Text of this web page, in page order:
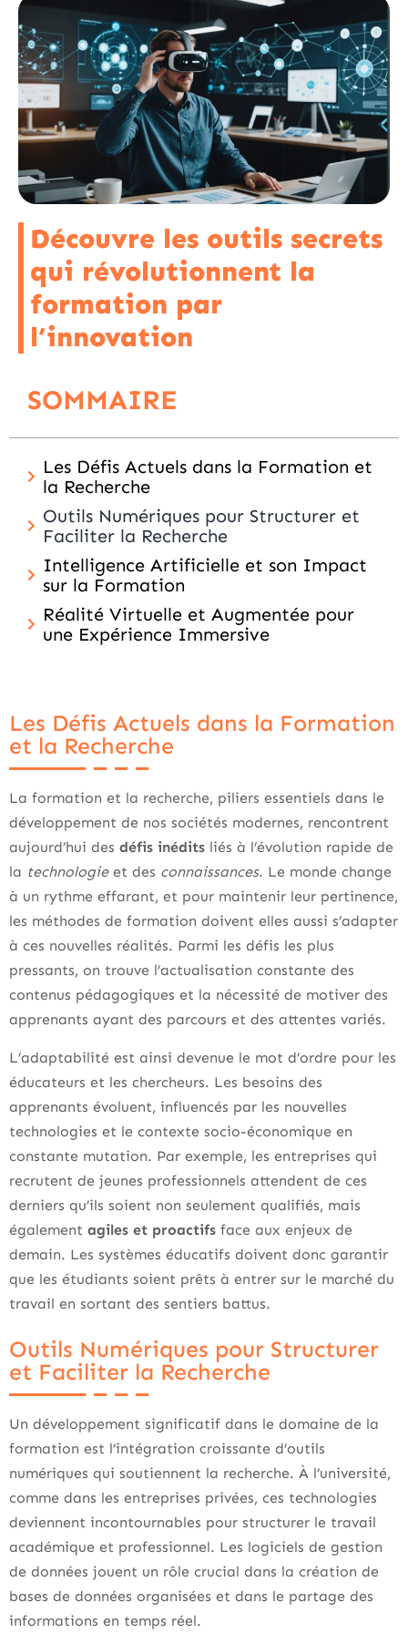
Découvre les outils secrets
qui révolutionnent la
formation par
l’innovation
SOMMAIRE
Les Défis Actuels dans la Formation et
la Recherche
Outils Numériques pour Structurer et
Faciliter la Recherche
Intelligence Artificielle et son Impact
sur la Formation
Réalité Virtuelle et Augmentée pour
une Expérience Immersive
Les Défis Actuels dans la Formation
et la Recherche
La formation et la recherche, piliers essentiels dans le
développement de nos sociétés modernes, rencontrent
aujourd’hui des défis inédits liés à l’évolution rapide de
la technologieet des connaissances. Le monde change
à un rythme effarant, et pour maintenir leur pertinence,
les méthodes de formation doivent elles aussi s’adapter
à ces nouvelles réalités. Parmi les défis les plus
pressants, on trouve l’actualisation constante des
contenus pédagogiques et la nécessité de motiver des
apprenants ayant des parcours et des attentes variés.
L’adaptabilité est ainsi devenue le mot d’ordre pour les
éducateurs et les chercheurs. Les besoins des
apprenants évoluent, influencés par les nouvelles
technologies et le contexte socio-économique en
constante mutation. Par exemple, les entreprises qui
recrutent de jeunes professionnels attendent de ces
derniers qu’ils soient non seulement qualifiés, mais
également agiles et proactifs face aux enjeux de
demain. Les systèmes éducatifs doivent donc garantir
que les étudiants soient prêts à entrer sur le marché du
travail en sortant des sentiers battus.
Outils Numériques pour Structurer
et Faciliter la Recherche
Un développement significatif dans le domaine de la
formation est l’intégration croissante d’outils
numériques qui soutiennent la recherche. À l’université,
comme dans les entreprises privées, ces technologies
deviennent incontournables pour structurer le travail
académique et professionnel. Les logiciels de gestion
de données jouent un rôle crucial dans la création de
bases de données organisées et dans le partage des
informations en temps réel.